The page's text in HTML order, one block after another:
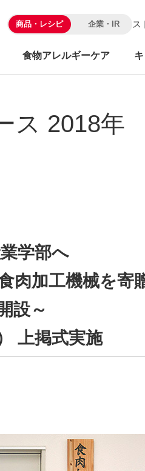
商品・レシピ 企業・IR ス
食物アレルギーケア
ス 2018年
学部へ
肉加工機械を寄
設～
上掲式実施